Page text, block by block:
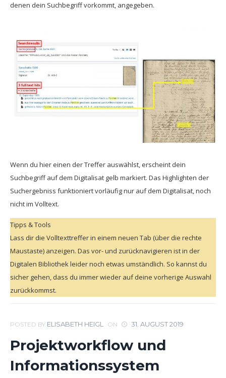
denen dein Suchbegriff vorkommt, angegeben.
Wenn du hier einen der Treffer auswählst, erscheint dein
Suchbegriff auf dem Digitalisat gelb markiert. Das Highlighten der
Suchergebniss funktioniert vorläufig nur auf dem Digitalisat, noch
nicht im Volltext.
Tipps & Tools
Lass dir die Volltexttreffer in einem neuen Tab (über die rechte
Maustaste) anzeigen. Das vor- und zurücknavigieren ist in der
Digitalen Bibliothek leider noch etwas umständlich. So kannst du
sicher gehen, dass du immer wieder auf deine vorherige Auswahl
zurückkommst.
POSTED BY ELISABETH HEIGL ON 31. AUGUST 2019
Projektworkflow und
Informationssystem